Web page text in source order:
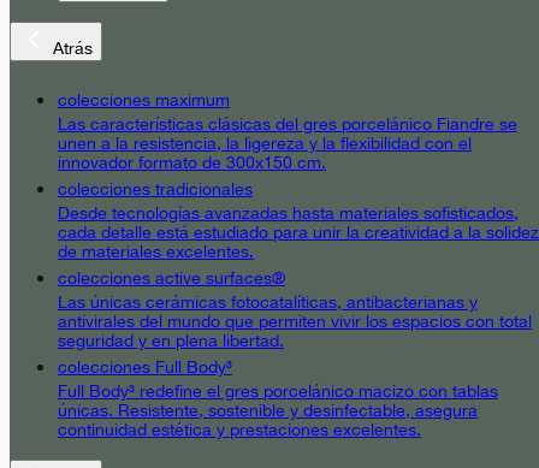
Atrás
colecciones maximum
Las características clásicas del gres porcelánico Fiandre se
unen a la resistencia, la ligereza y la flexibilidad con el
innovador formato de 300x150 cm.
colecciones tradicionales
Desde tecnologías avanzadas hasta materiales sofisticados,
cada detalle está estudiado para unir la creatividad a la solidez
de materiales excelentes.
colecciones active surfaces®
Las únicas cerámicas fotocatalíticas, antibacterianas y
antivirales del mundo que permiten vivir los espacios con total
seguridad y en plena libertad.
colecciones Full Body³
Full Body³ redefine el gres porcelánico macizo con tablas
únicas. Resistente, sostenible y desinfectable, asegura
continuidad estética y prestaciones excelentes.